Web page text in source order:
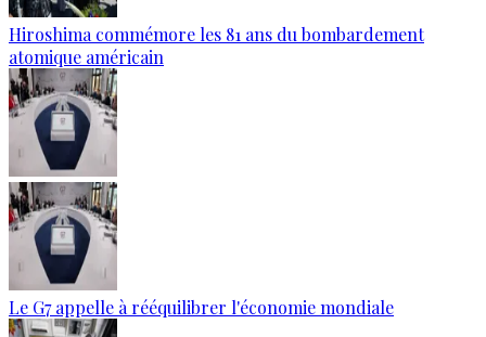
Hiroshima commémore les 81 ans du bombardement
atomique américain
Le G7 appelle à rééquilibrer l'économie mondiale